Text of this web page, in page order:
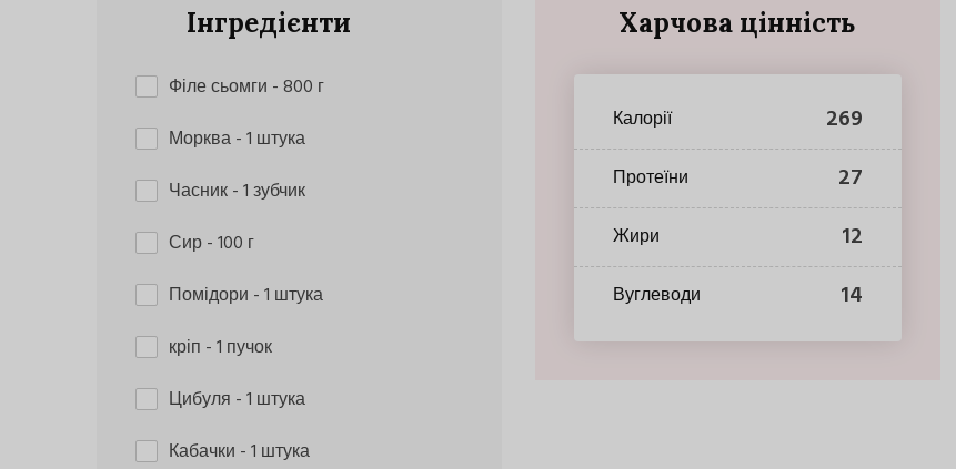
Інгредієнти
Філе сьомги - 800 г
Морква- 1 штука
Часник- 1 зубчик
Сир- 100 г
Помідори - 1 штука
кріп - 1 пучок
Цибуля - 1 штука
Кабачки - 1 штука
Харчова цінність
Калорії 269
Протеїни 27
Жири 12
Вуглеводи 14